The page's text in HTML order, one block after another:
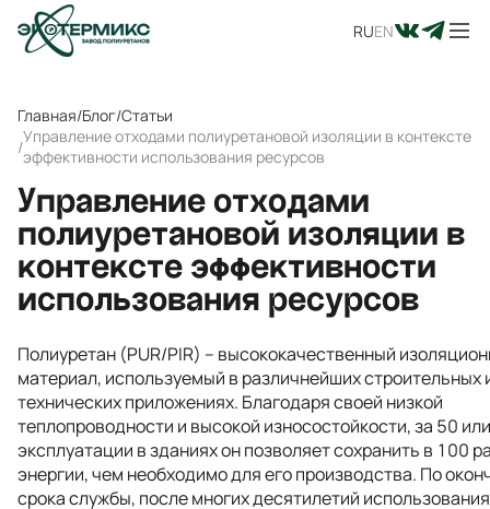
RUEN
Главная/Блог/Статьи
/Управление отходами полиуретановой изоляции в контексте
эффективности использования ресурсов
Управление отходами
полиуретановой изоляции в
контексте эффективности
использования ресурсов
Полиуретан (PUR/PIR) – высококачественный
материал, используемый в различнейших строительных
технических приложениях. Благодаря своей низкой
теплопроводности и высокой износостойкости, за 50
эксплуатации в зданиях он позволяет сохранить в 100
энергии, чем необходимо для его производства. По
срока службы, после многих десятилетий